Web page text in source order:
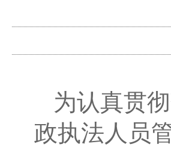
为认真贯
政执法人员